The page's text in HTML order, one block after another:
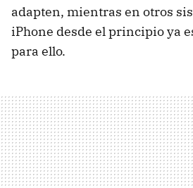
adapten, mientras en otros
iPhone desde el principio ya
para ello.